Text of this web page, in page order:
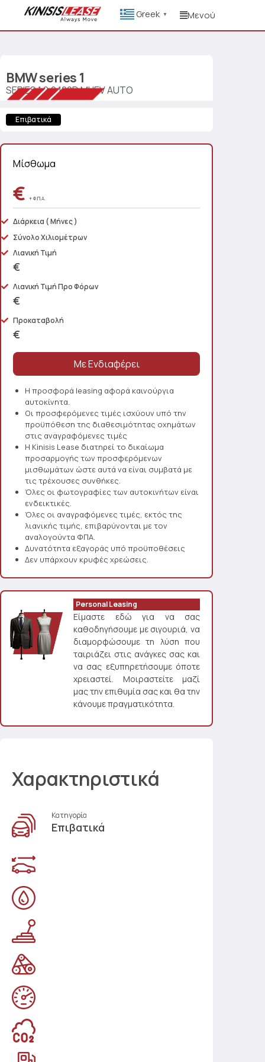
Greek ▼ Μενού
BMWseries 1
SERIES 1 2.0 120D MHEV AUTO
Επιβατικά
Μίσθωμα
€ + Φ.Π.Α.
Διάρκεια ( Μήνες )
Σύνολο Χιλιομέτρων
Λιανική Τιμή
€
Λιανική Τιμή Προ Φόρων
€
Προκαταβολή
€
Η προσφορά leasing αφορά καινούργια
αυτοκίνητα.
Οι προσφερόμενες τιμές ισχύουν υπό την
προϋπόθεση της διαθεσιμότητας οχημάτων
στις αναγραφόμενες τιμές
Η Kinisis Lease διατηρεί το δικαίωμα
προσαρμογής των προσφερόμενων
μισθωμάτων ώστε αυτά να είναι συμβατά με
τις τρέχουσες συνθήκες.
Όλες οι φωτογραφίες των αυτοκινήτων είναι
ενδεικτικές.
Όλες οι αναγραφόμενες τιμές, εκτός της
λιανικής τιμής, επιβαρύνονται με τον
αναλογούντα ΦΠΑ.
Δυνατότητα εξαγοράς υπό προϋποθέσεις
Δεν υπάρχουν κρυφές χρεώσεις.
Personal Leasing
Είμαστε εδώ για να σας
καθοδηγήσουμε με σιγουριά, να
διαμορφώσουμε τη λύση που
ταιριάζει στις ανάγκες σας και
να σας εξυπηρετήσουμε όποτε
χρειαστεί. Μοιραστείτε μαζί
μας την επιθυμία σας και θα την
κάνουμε πραγματικότητα.
Χαρακτηριστικά
Κατηγορία
Επιβατικά